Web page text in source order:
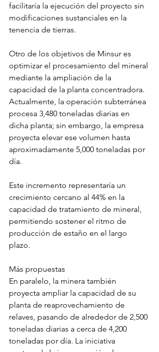
facilitaría la ejecución del proyecto sin
modificaciones sustanciales en la
tenencia de tierras.
Otro de los objetivos de Minsur es
optimizar el procesamiento del mineral
mediante la ampliación de la
capacidad de la planta concentradora.
Actualmente, la operación subterránea
procesa 3,480 toneladas diarias en
dicha planta; sin embargo, la empresa
proyecta elevar ese volumen hasta
aproximadamente 5,000 toneladas por
día.
Este incremento representaría un
crecimiento cercano al 44% en la
capacidad de tratamiento de mineral,
permitiendo sostener el ritmo de
producción de estaño en el largo
plazo.
Más propuestas
En paralelo, la minera también
proyecta ampliar la capacidad de su
planta de reaprovechamiento de
relaves, pasando de alrededor de 2,500
toneladas diarias a cerca de 4,200
toneladas por día. La iniciativa